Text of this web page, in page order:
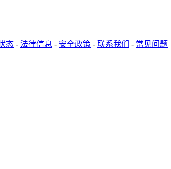
态 - 法律信息 - 安全政策 - 联系我们 - 常见问题